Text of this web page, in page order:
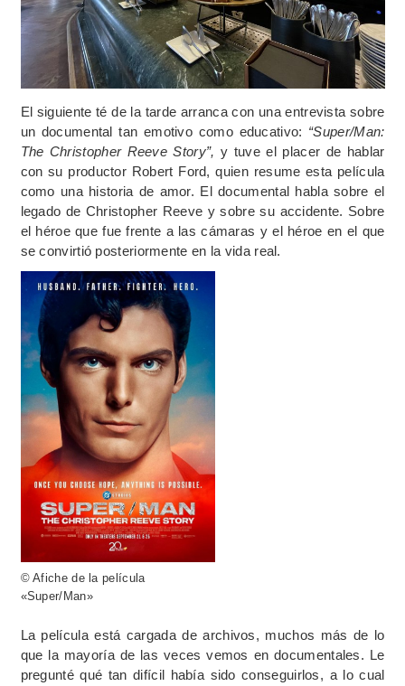
El siguiente té de la tarde arranca con una entrevista sobre
un documental tan emotivo como educativo: “Super/Man:
The Christopher Reeve Story”, y tuve el placer de hablar
con su productor Robert Ford, quien resume esta película
como una historia de amor. El documental habla sobre el
legado de Christopher Reeve y sobre su accidente. Sobre
el héroe que fue frente a las cámaras y el héroe en el que
se convirtió posteriormente en la vida real.
© Afiche de la película
«Super/Man»
La película está cargada de archivos, muchos más de lo
que la mayoría de las veces vemos en documentales. Le
pregunté qué tan difícil había sido conseguirlos, a lo cual